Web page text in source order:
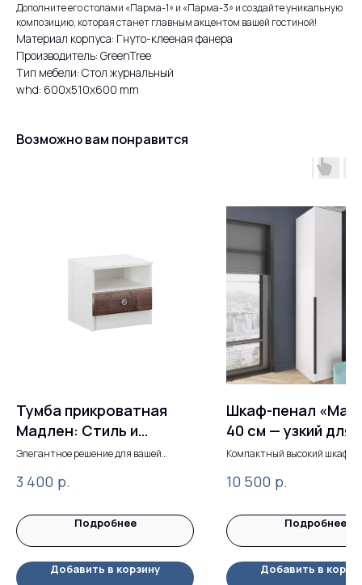
Дополните его столами «Парма-1» и «Парма-3» и создайте уникальную
композицию, которая станет главным акцентом вашей гостиной!
Материал корпуса: Гнуто-клееная фанера
Производитель: GreenTree
Тип мебели: Стол журнальный
whd: 600x510x600 mm
Возможно вам понравится
Тумба прикроватная
Мадлен: Стиль и
Удобство
Элегантное решение для вашей
3 400 р.
Подробнее
Добавить в корзину
Шкаф-пенал
40 см — узкий для
экономии
Компактный высокий шкаф
10 500 р.
Подробнее
Добавить в